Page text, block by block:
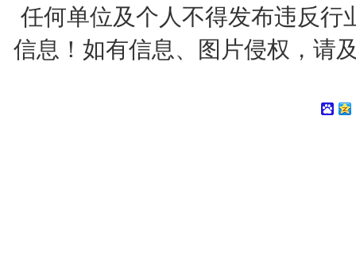
任何单位及个人不得发布违反行
信息！如有信息、图片侵权，请